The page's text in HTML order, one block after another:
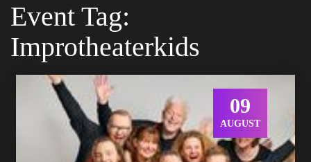
Event Tag:
Improtheaterkids
09
AUGUST